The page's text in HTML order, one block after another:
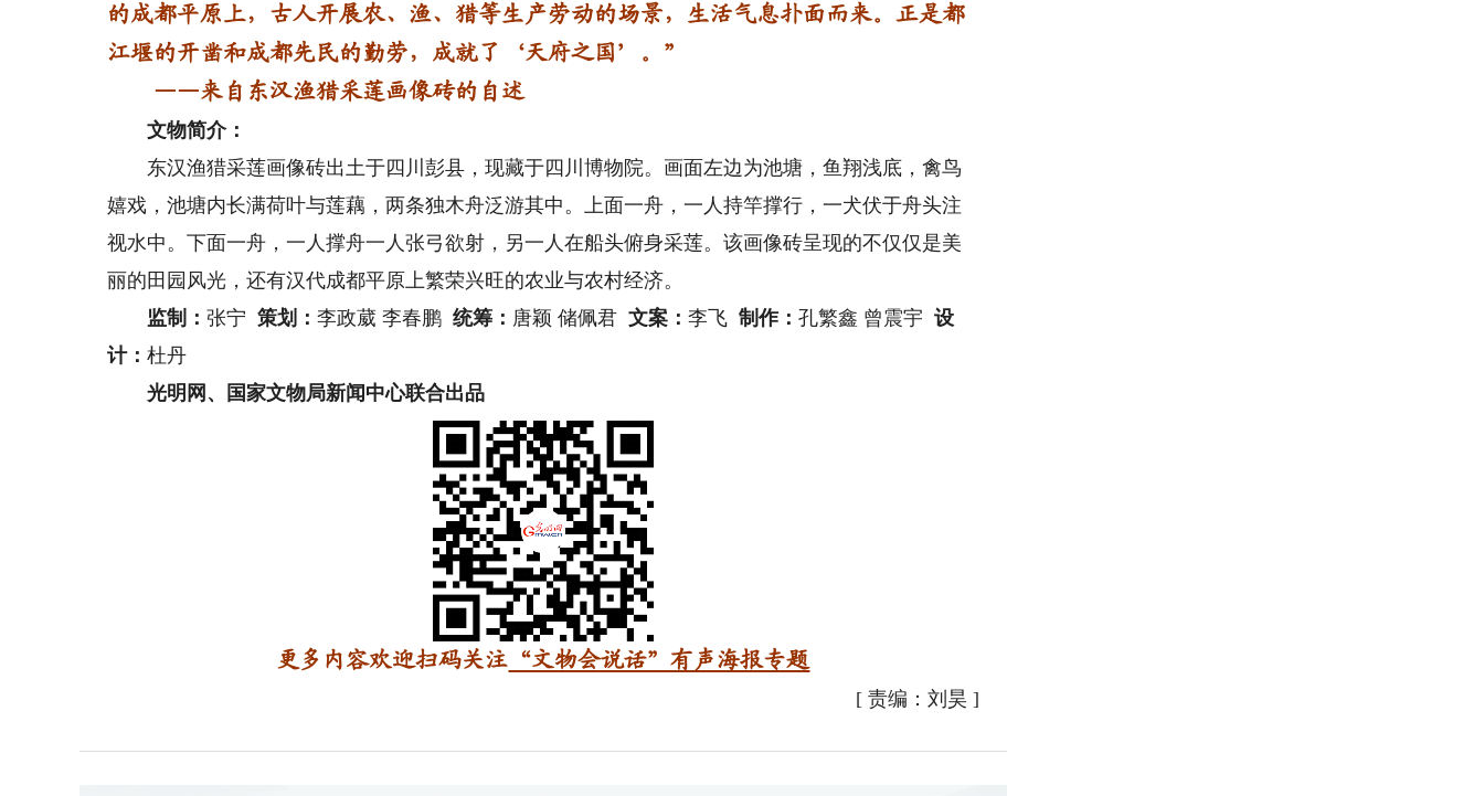
的成都平原上，古人开展农、渔、猎等生产劳动的场景，生活气息扑面而来。正是都
江堰的开凿和成都先民的勤劳，成就了‘天府之国’。”
——来自东汉渔猎采莲画像砖的自述
文物简介：
东汉渔猎采莲画像砖出土于四川彭县，现藏于四川博物院。画面左边为池塘，鱼翔浅底，禽鸟
嬉戏，池塘内长满荷叶与莲藕，两条独木舟泛游其中。上面一舟，一人持竿撑行，一犬伏于舟头注
视水中。下面一舟，一人撑舟一人张弓欲射，另一人在船头俯身采莲。该画像砖呈现的不仅仅是美
丽的田园风光，还有汉代成都平原上繁荣兴旺的农业与农村经济。
监制：张宁策划：李政葳 李春鹏统筹： 唐颖 储佩君文案：李飞制作：孔繁鑫 曾震宇设
计：杜丹
光明网、国家文物局新闻中心联合出品
更多内容欢迎扫码关注 “文物会说话”有声海报专题
[ 责编：刘昊 ]